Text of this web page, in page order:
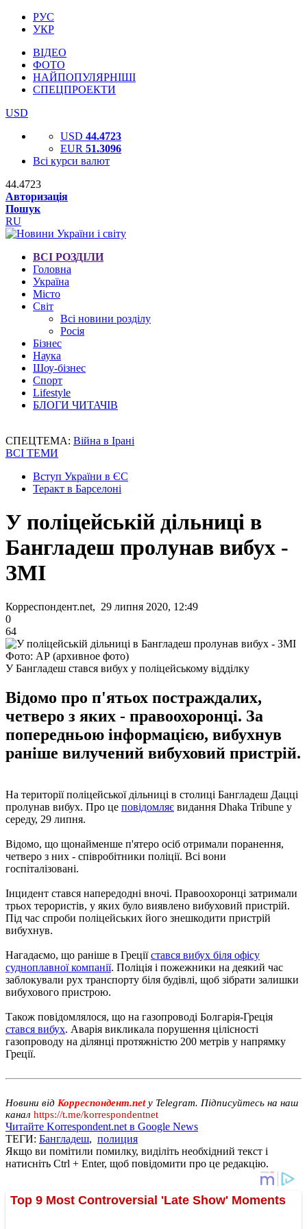
РУС
УКР
ВІДЕО
ФОТО
НАЙПОПУЛЯРНІШІ
СПЕЦПРОЕКТИ
USD
USD 44.4723
EUR 51.3096
Всі курси валют
44.4723
Авторизація
Пошук
RU
ВСІ РОЗДІЛИ
Головна
Україна
Місто
Світ
Всі новини розділу
Росія
Бізнес
Наука
Шоу-бізнес
Спорт
Lifestyle
БЛОГИ ЧИТАЧІВ
СПЕЦТЕМА: Війна в Ірані
ВСІ ТЕМИ
Вступ України в ЄС
Теракт в Барселоні
У поліцейській дільниці в
Бангладеш пролунав вибух -
ЗМІ
Корреспондент.net, 29 липня 2020, 12:49
0
64
Фото: АР (архивное фото)
У Бангладеш стався вибух у поліцейському відділку
Відомо про п'ятьох постраждалих,
четверо з яких - правоохоронці. За
попередньою інформацією, вибухнув
раніше вилучений вибуховий пристрій.
На території поліцейської дільниці в столиці Бангладеш Дацці
пролунав вибух. Про це повідомляє видання Dhaka Tribune у
середу, 29 липня.
Відомо, що щонайменше п'ятеро осіб отримали поранення,
четверо з них - співробітники поліції. Всі вони
госпіталізовані.
Інцидент стався напередодні вночі. Правоохоронці затримали
трьох терористів, у яких було виявлено вибуховий пристрій.
Під час спроби поліцейських його знешкодити пристрій
вибухнув.
Нагадаємо, що раніше в Греціїстався вибух біля офісу
судноплавної компанії. Поліція і пожежники на деякий час
заблокували рух транспорту біля будівлі, щоб зібрати залишки
вибухового пристрою.
Також повідомлялося, що на газопроводі Болгарія-Греція
стався вибух. Аварія викликала порушення цілісності
газопроводу на ділянці протяжністю 200 метрів у напрямку
Греції.
Новини від Корреспондент.net у Telegram. Підписуйтесь на наш
канал https://t.me/korrespondentnet
Читайте Korrespondent.net в Google News
ТЕГИ: Бангладеш, полиция
Якщо ви помітили помилку, виділіть необхідний текст і
натисніть Ctrl + Enter, щоб повідомити про це редакцію.